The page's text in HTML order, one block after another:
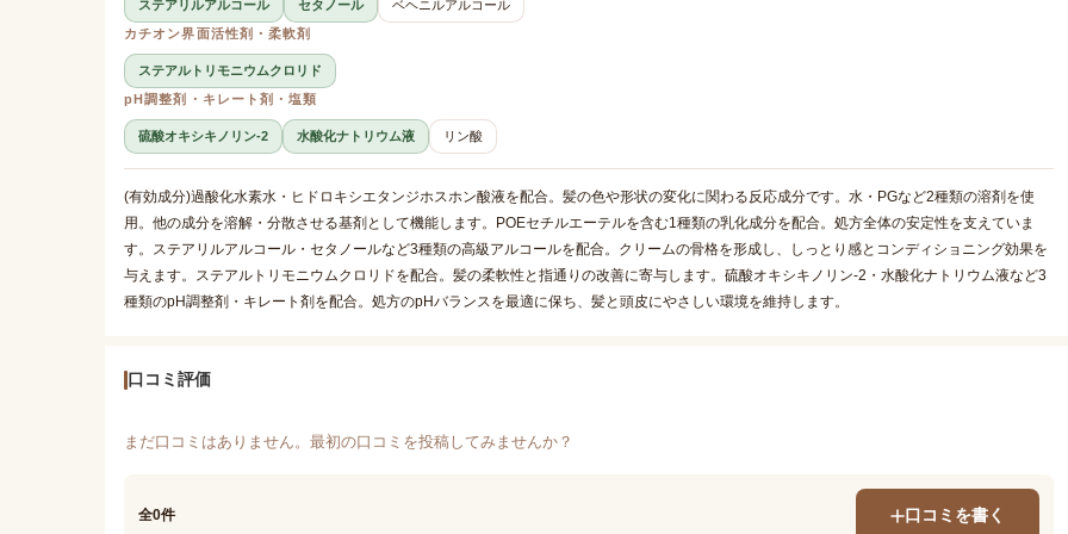
ステアリルアルコール セタノール
ベヘニルアルコール
カチオン界面活性剤・柔軟剤
ステアルトリモニウムクロリド
pH調整剤・キレート剤・塩類
硫酸オキシキノリン-2 水酸化ナトリウム液 リン酸
(有効成分)過酸化水素水・ヒドロキシエタンジホスホン酸液を配合。髪の色や形状の変化に関わる反応成分です。水・PGなど2種類の溶剤を使
用。他の成分を溶解・分散させる基剤として機能します。POEセチルエーテルを含む1種類の乳化成分を配合。処方全体の安定性を支えていま
す。ステアリルアルコール・セタノールなど3種類の高級アルコールを配合。クリームの骨格を形成し、しっとり感とコンディショニング効果を
与えます。ステアルトリモニウムクロリドを配合。髪の柔軟性と指通りの改善に寄与します。硫酸オキシキノリン-2・水酸化ナトリウム液など3
種類のpH調整剤・キレート剤を配合。処方のpHバランスを最適に保ち、髪と頭皮にやさしい環境を維持します。
口コミ評価
まだ口コミはありません。最初の口コミを投稿してみませんか？
全0件 口コミを書く